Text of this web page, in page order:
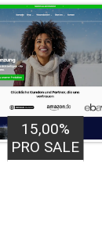
15,00%
PRO SALE